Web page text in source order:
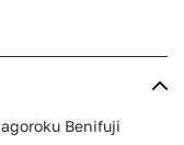
Benifuji